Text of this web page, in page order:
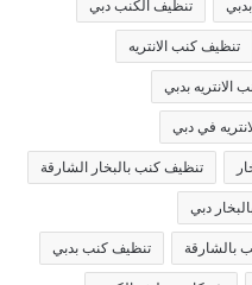
تنظيف الكنب دبي
تنظيف كنب الانتريه
الانتريه بدبي
في دبي
تنظيف كنب بالبخار الشارقة
دبي
بالشارقة تنظيف كنب بدبي